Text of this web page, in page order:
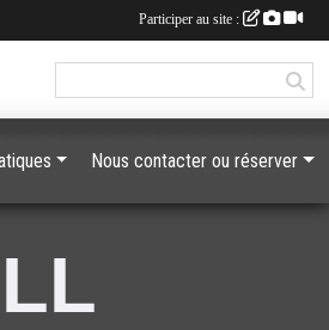
Nous contacter ou réserver
Participer au site :